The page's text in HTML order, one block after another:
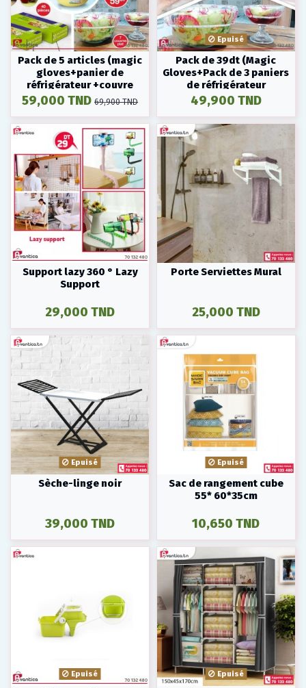
Pack de 5 articles (magic
gloves+panier de
réfrigérateur +couvre
plats+sac à fermeture...
59,000 TND 69,900 TND
Epuisé
Pack de 39dt (Magic
Gloves+Pack de 3 paniers
de réfrigérateur
rétractable +couvre plat)
49,900 TND
Support lazy 360 ° Lazy
Support
29,000 TND
Porte Serviettes Mural
25,000 TND
Epuisé
Sèche-linge noir
39,000 TND
Epuisé
Sac de rangement cube
55* 60*35cm
10,650 TND
Epuisé Epuisé